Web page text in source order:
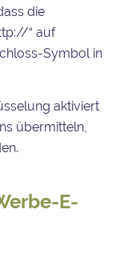
die
“ auf
Symbol in
aktiviert
übermitteln,
E-